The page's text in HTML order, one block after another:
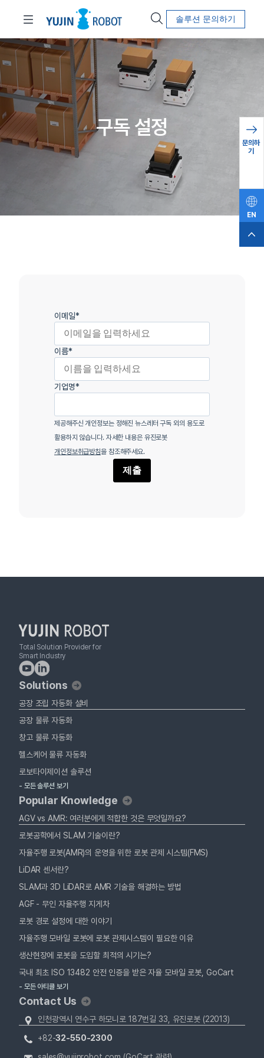
솔루션 문의하기
구독 설정
이메일*
이름*
기업명*
제공해주신 개인정보는 정해진 뉴스레터 구독 외의 용도로
활용하지 않습니다. 자세한 내용은 유진로봇
개인정보취급방침을 참조해주세요.
문의하
기
EN
Total Solution Provider for
Smart Industry
Solutions
공장 조립 자동화 설비
공장 물류 자동화
창고 물류 자동화
헬스케어 물류 자동화
로보타이제이션 솔루션
- 모든 솔루션 보기
Popular Knowledge
AGV vs AMR: 여러분에게 적합한 것은 무엇일까요?
로봇공학에서 SLAM 기술이란?
자율주행 로봇(AMR)의 운영을 위한 로봇 관제 시스템(FMS)
LiDAR 센서란?
SLAM과 3D LiDAR로 AMR 기술을 해결하는 방법
AGF - 무인 자율주행 지게차
로봇 경로 설정에 대한 이야기
자율주행 모바일 로봇에 로봇 관제시스템이 필요한 이유
생산현장에 로봇을 도입할 최적의 시기는?
국내 최초 ISO 13482 안전 인증을 받은 자율 모바일 로봇, GoCart
- 모든 아티클 보기
Contact Us
인천광역시 연수구 하모니로 187번길 33, 유진로봇 (22013)
+82-32-550-2300